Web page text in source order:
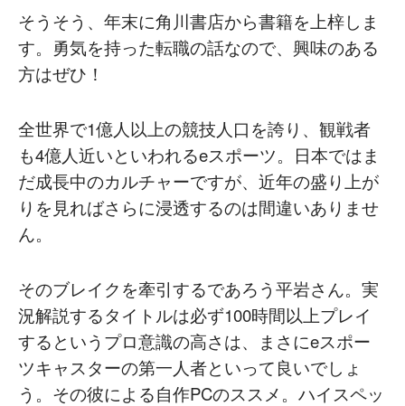
そうそう、年末に角川書店から書籍を上梓しま
す。勇気を持った転職の話なので、興味のある
方はぜひ！
全世界で1億人以上の競技人口を誇り、観戦者
も4億人近いといわれるeスポーツ。日本ではま
だ成長中のカルチャーですが、近年の盛り上が
りを見ればさらに浸透するのは間違いありませ
ん。
そのブレイクを牽引するであろう平岩さん。実
況解説するタイトルは必ず100時間以上プレイ
するというプロ意識の高さは、まさにeスポー
ツキャスターの第一人者といって良いでしょ
う。その彼による自作PCのススメ。ハイスペッ